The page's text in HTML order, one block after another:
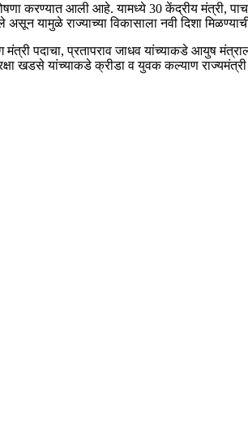
करण्यात आली आहे. यामध्ये 30 केंद्रीय मंत्री,
यामुळे राज्याच्या विकासाला नवी दिशा
मंत्री पदाचा, प्रतापराव जाधव यांच्याकडे आयुष
खडसे यांच्याकडे क्रीडा व युवक कल्याण